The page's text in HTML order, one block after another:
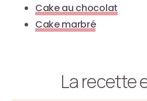
Cake au chocolat
Cake marbré
La recette